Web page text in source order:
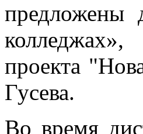
предложены
проекта
Гусева.
Во время